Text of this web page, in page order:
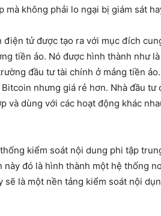
mà không phải lo ngại bị giám sát
tử được tạo ra với mục đích
tiền ảo. Nó được hình thành như
đầu tư tài chính ở mảng tiền
nhưng giá rẻ hơn. Nhà đầu
và dùng với các hoạt động khác
kiểm soát nội dung phi tập
này đó là hình thành một hệ thống
sẽ là một nền tảng kiểm soát nội